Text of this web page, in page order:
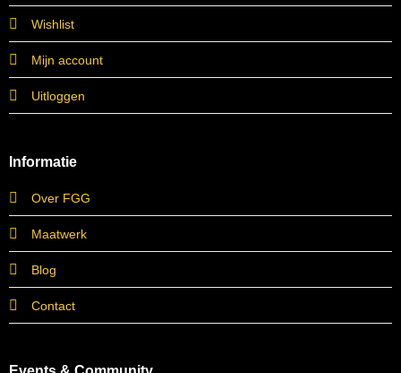
Wishlist
Mijn account
Uitloggen
Informatie
Over FGG
Maatwerk
Blog
Contact